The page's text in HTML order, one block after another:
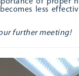
less
further meeting!